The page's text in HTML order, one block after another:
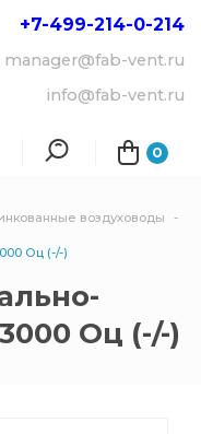
0
+7-499-214-0-214
manager@fab-vent.ru
info@fab-vent.ru
воздуховоды
Оц (-/-)
Оц (-/-)